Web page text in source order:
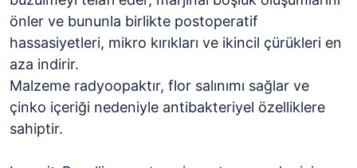
önler ve bununla birlikte postoperatif
hassasiyetleri, mikro kırıkları ve ikincil çürükleri en
aza indirir.
Malzeme radyoopaktır, flor salınımı sağlar ve
çinko içeriği nedeniyle antibakteriyel özelliklere
sahiptir.